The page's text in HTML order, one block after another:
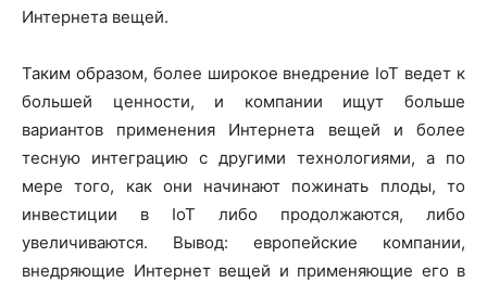
Интернета вещей.
Таким образом, более широкое внедрение IoT ведет к
большей ценности, и компании ищут больше
вариантов применения Интернета вещей и более
тесную интеграцию с другими технологиями, а по
мере того, как они начинают пожинать плоды, то
инвестиции в IoT либо продолжаются, либо
увеличиваются. Вывод: европейские компании,
внедряющие Интернет вещей и применяющие его в